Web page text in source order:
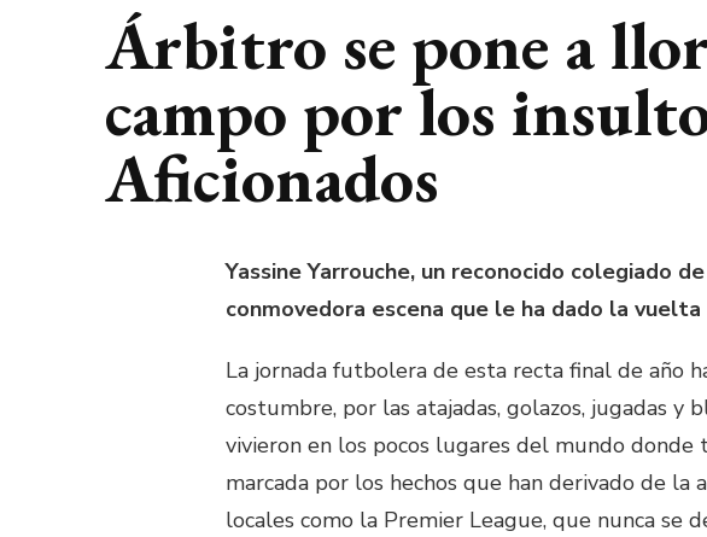
Árbitro se pone a
campo por los
Aficionados
Yassine Yarrouche, un reconocido colegiado
conmovedora escena que le ha dado la vuelta
La jornada futbolera de esta recta final de año
costumbre, por las atajadas, golazos, jugadas y
vivieron en los pocos lugares del mundo donde
marcada por los hechos que han derivado de
locales como la Premier League, que nunca se